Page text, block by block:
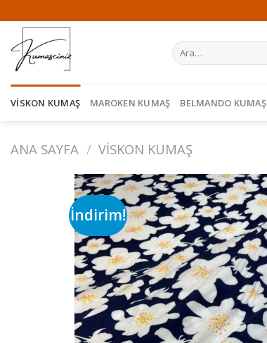
to
content
Ara:
VISKON KUMAŞ MAROKEN KUMAŞ BELMANDO KUMAŞ
ANA SAYFA / VISKON KUMAŞ
İndirim!